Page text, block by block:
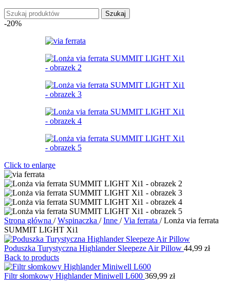
Szukaj
-20%
Click to enlarge
Strona główna / Wspinaczka / Inne / Via ferrata / Lonża via ferrata
SUMMIT LIGHT Xi1
Poduszka Turystyczna Highlander Sleepeze Air Pillow 44,99 zł
Back to products
Filtr słomkowy Highlander Miniwell L600 369,99 zł